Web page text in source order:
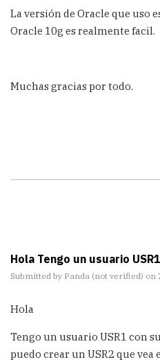
La versión de Oracle que uso
Oracle 10g es realmente facil.
Muchas gracias por todo.
Hola Tengo un usuario USR1
Submitted by Panda (not verified) on
Hola
Tengo un usuario USR1 con
puedo crear un USR2 que vea